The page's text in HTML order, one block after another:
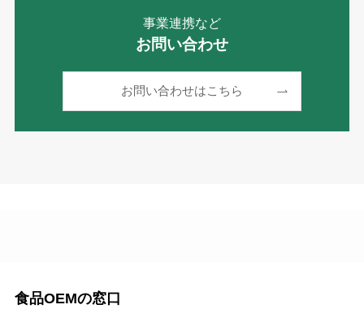
事業連携など
お問い合わせ
お問い合わせはこちら
食品OEMの窓口